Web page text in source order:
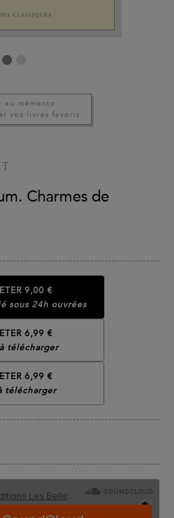
au mémento
vos livres favoris
Charmes de
9,00 €
sous 24h ouvrées
6,99 €
télécharger
6,99 €
télécharger